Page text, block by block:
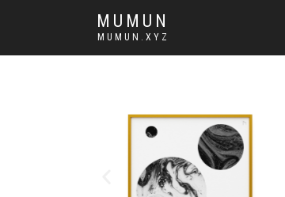
MUMUN
MUMUN.XYZ